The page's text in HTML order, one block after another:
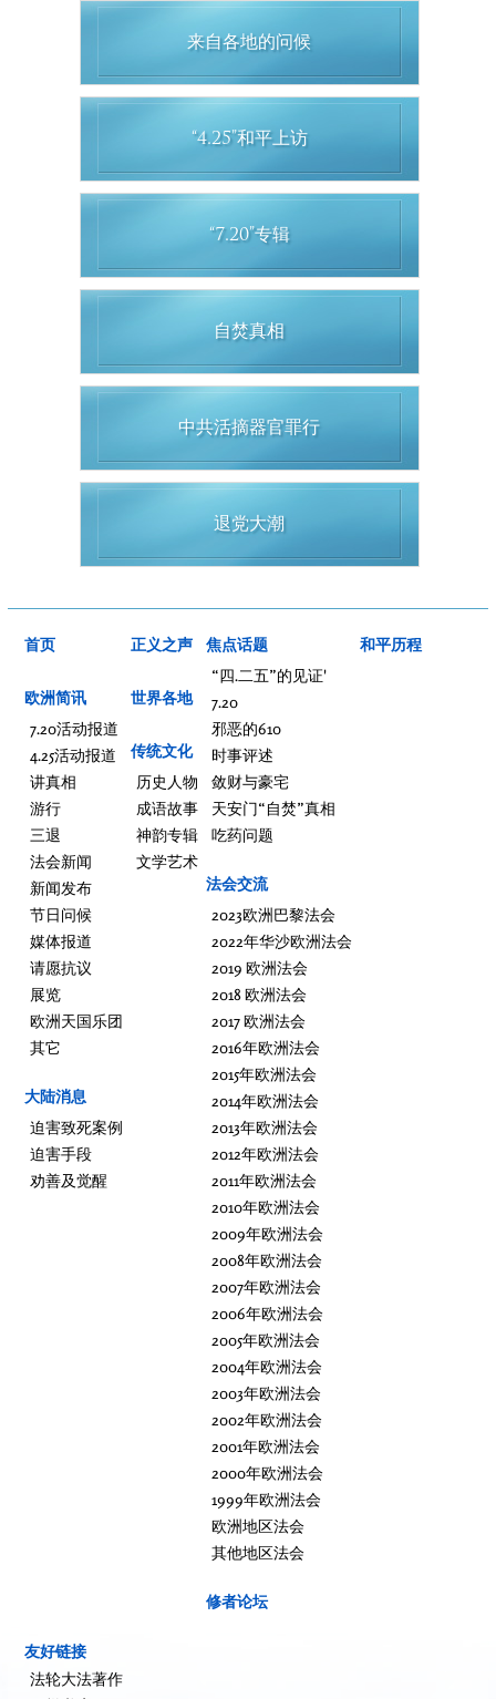
来自各地的问候
“4.25”和平上访
“7.20”专辑
自焚真相
中共活摘器官罪行
退党大潮
首页
欧洲简讯
7.20活动报道
4.25活动报道
讲真相
游行
三退
法会新闻
新闻发布
节日问候
媒体报道
请愿抗议
展览
欧洲天国乐团
其它
大陆消息
迫害致死案例
迫害手段
劝善及觉醒
正义之声
世界各地
传统文化
历史人物
成语故事
神韵专辑
文学艺术
焦点话题
“四.二五”的见证'
7.20
邪恶的610
时事评述
敛财与豪宅
天安门“自焚”真相
吃药问题
法会交流
2023欧洲巴黎法会
2022年华沙欧洲法会
2019 欧洲法会
2018 欧洲法会
2017 欧洲法会
2016年欧洲法会
2015年欧洲法会
2014年欧洲法会
2013年欧洲法会
2012年欧洲法会
2011年欧洲法会
2010年欧洲法会
2009年欧洲法会
2008年欧洲法会
2007年欧洲法会
2006年欧洲法会
2005年欧洲法会
2004年欧洲法会
2003年欧洲法会
2002年欧洲法会
2001年欧洲法会
2000年欧洲法会
1999年欧洲法会
欧洲地区法会
其他地区法会
修者论坛
和平历程
友好链接
法轮大法著作